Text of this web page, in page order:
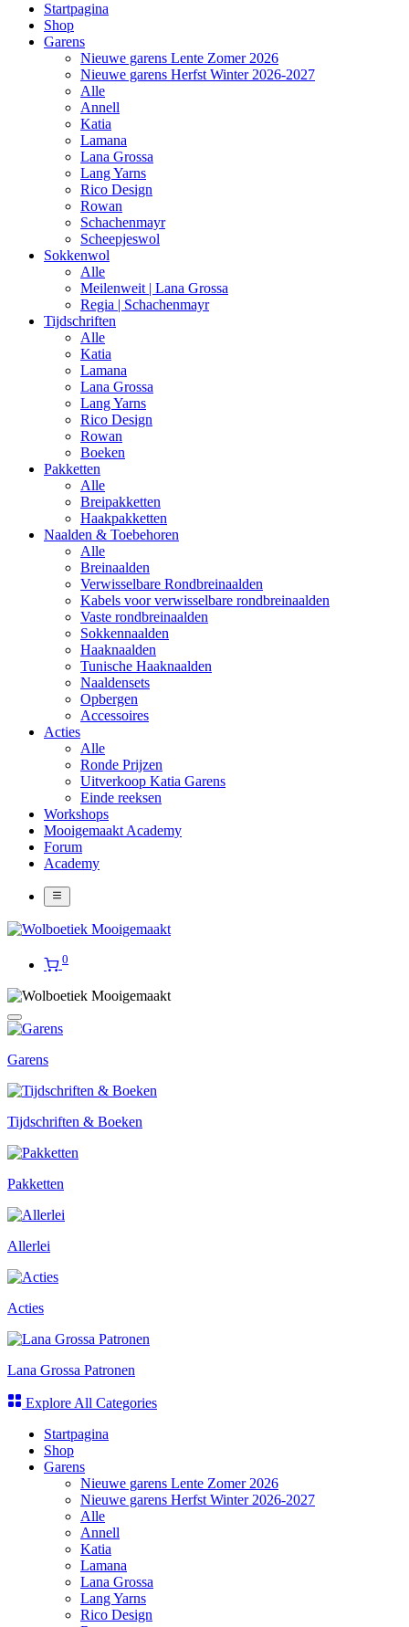
Startpagina
Shop
Garens
Nieuwe garens Lente Zomer 2026
Nieuwe garens Herfst Winter 2026-2027
Alle
Annell
Katia
Lamana
Lana Grossa
Lang Yarns
Rico Design
Rowan
Schachenmayr
Scheepjeswol
Sokkenwol
Alle
Meilenweit | Lana Grossa
Regia | Schachenmayr
Tijdschriften
Alle
Katia
Lamana
Lana Grossa
Lang Yarns
Rico Design
Rowan
Boeken
Pakketten
Alle
Breipakketten
Haakpakketten
Naalden & Toebehoren
Alle
Breinaalden
Verwisselbare Rondbreinaalden
Kabels voor verwisselbare rondbreinaalden
Vaste rondbreinaalden
Sokkennaalden
Haaknaalden
Tunische Haaknaalden
Naaldensets
Opbergen
Accessoires
Acties
Alle
Ronde Prijzen
Uitverkoop Katia Garens
Einde reeksen
Workshops
Mooigemaakt Academy
Forum
Academy
0
Garens
Tijdschriften & Boeken
Pakketten
Allerlei
Acties
Lana Grossa Patronen
Explore All Categories
Startpagina
Shop
Garens
Nieuwe garens Lente Zomer 2026
Nieuwe garens Herfst Winter 2026-2027
Alle
Annell
Katia
Lamana
Lana Grossa
Lang Yarns
Rico Design